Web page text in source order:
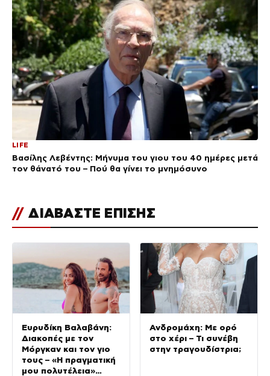
LIFE
Βασίλης Λεβέντης: Μήνυμα του γιου του 40 ημέρες μετά
τον θάνατό του – Πού θα γίνει το μνημόσυνο
// ΔΙΑΒΑΣΤΕ ΕΠΙΣΗΣ
Ευρυδίκη Βαλαβάνη:
Διακοπές με τον
Μόργκαν και τον γιο
τους – «Η πραγματική
μου πολυτέλεια»
Ανδρομάχη: Με ορό
στο χέρι – Τι συνέβη
στην τραγουδίστρια;